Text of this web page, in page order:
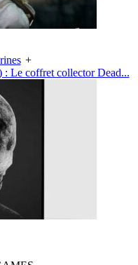
+
Le coffret collector Dead...